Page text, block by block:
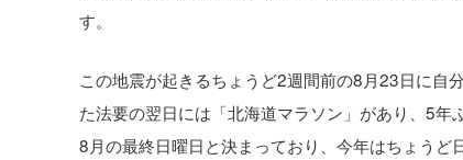
す。
この地震が起きるちょうど2週間前の8月23日に自
た法要の翌日には「北海道マラソン」があり、5
8月の最終日曜日と決まっており、今年はちょう